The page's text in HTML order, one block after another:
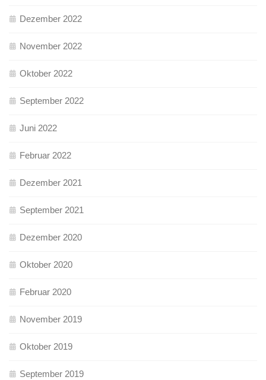
Dezember 2022
November 2022
Oktober 2022
September 2022
Juni 2022
Februar 2022
Dezember 2021
September 2021
Dezember 2020
Oktober 2020
Februar 2020
November 2019
Oktober 2019
September 2019